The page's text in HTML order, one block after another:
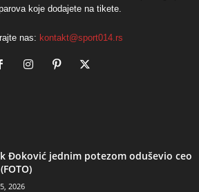
koje dodajete na tikete.
nas: kontakt@sport014.rs
Đoković jednim potezom oduševio ceo
2026